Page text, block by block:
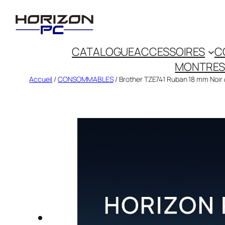
CATALOGUEACCESSOIRES
Accueil /CONSOMMABLES/ Brother TZE741 Ruban 18 mm